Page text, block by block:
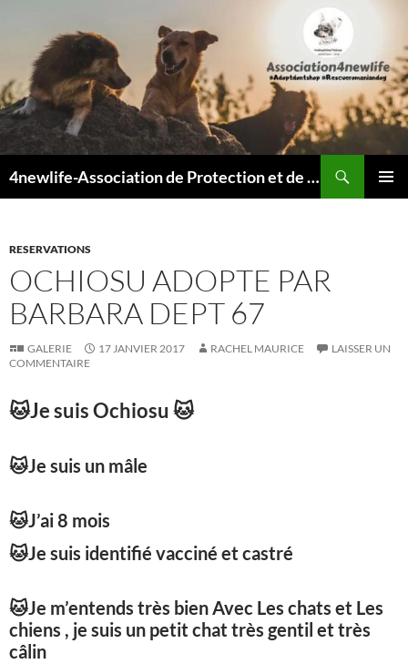
4newlife-Association de Protection et de défense animale. Loi de 1908
RESERVATIONS
OCHIOSU ADOPTE PAR
BARBARA DEPT 67
GALERIE 17 JANVIER 2017 RACHEL MAURICE
LAISSER UN
COMMENTAIRE
🐱Je suis Ochiosu 🐱
🐱Je suis un mâle
🐱J’ai 8 mois
🐱Je suis identifié vacciné et castré
🐱Je m’entends très bien Avec Les chats et Les
chiens , je suis un petit chat très gentil et très
câlin